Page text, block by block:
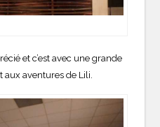
et c’est avec une grande
aux aventures de Lili.